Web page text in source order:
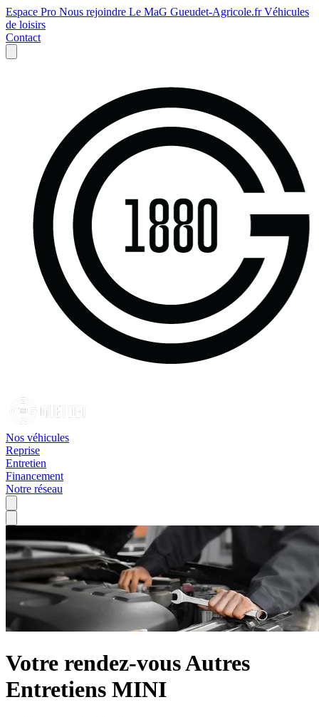
Espace Pro Nous rejoindre Le MaG Gueudet-Agricole.frVéhicules
de loisirs
Contact
Nos véhicules
Reprise
Entretien
Financement
Notre réseau
Votre rendez-vous Autres
Entretiens MINI